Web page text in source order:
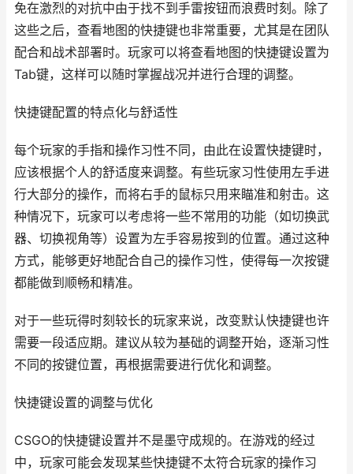
免在激烈的对抗中由于找不到手雷按钮而浪费时刻。除了
这些之后，查看地图的快捷键也非常重要，尤其是在团队
配合和战术部署时。玩家可以将查看地图的快捷键设置为
Tab键，这样可以随时掌握战况并进行合理的调整。
快捷键配置的特点化与舒适性
每个玩家的手指和操作习性不同，由此在设置快捷键时，
应该根据个人的舒适度来调整。有些玩家习性使用左手进
行大部分的操作，而将右手的鼠标只用来瞄准和射击。这
种情况下，玩家可以考虑将一些不常用的功能（如切换武
器、切换视角等）设置为左手容易按到的位置。通过这种
方式，能够更好地配合自己的操作习性，使得每一次按键
都能做到顺畅和精准。
对于一些玩得时刻较长的玩家来说，改变默认快捷键也许
需要一段适应期。建议从较为基础的调整开始，逐渐习性
不同的按键位置，再根据需要进行优化和调整。
快捷键设置的调整与优化
CSGO的快捷键设置并不是墨守成规的。在游戏的经过
中，玩家可能会发现某些快捷键不太符合玩家的操作习